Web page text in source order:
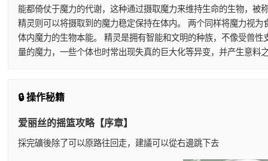
能都倚仗于魔力的代谢，这种通过摄取魔力来维持生命的生物，被
精灵则可以将摄取到的魔力稳定保持在体内。 两个同样将魔力视
体内魔力的生物本能。 精灵是拥有智能和文明的种族，不像受兽
量的魔力，一些个体也时常出现失真的巨大化等异变，并产生意
🔒 操作秘籍
爱丽丝的摇篮攻略【序章】
採完礦後除了可以原路往回走，建議可以從右邊跳下去